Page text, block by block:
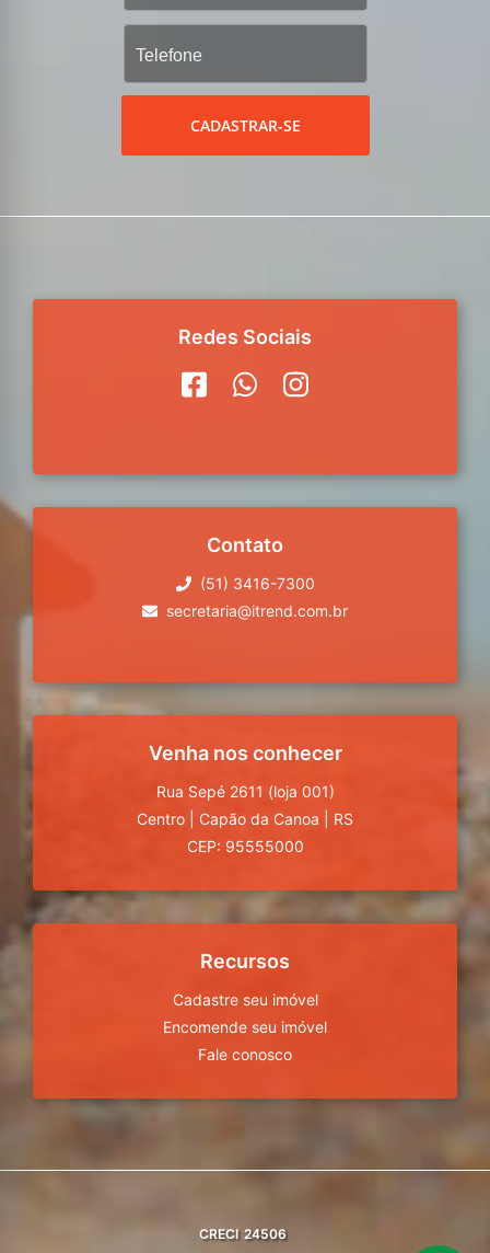
CADASTRAR-SE
Redes Sociais
Contato
(51) 3416-7300
secretaria@itrend.com.br
Venha nos conhecer
Rua Sepé 2611 (loja 001)
Centro
Capão da Canoa
RS
CEP: 95555000
Recursos
Cadastre seu imóvel
Encomende seu imóvel
Fale conosco
CRECI 24506